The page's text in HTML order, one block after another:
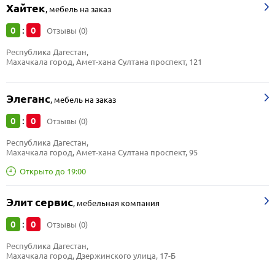
Хайтек, мебель на заказ
0 : 0 Отзывы (0)
Республика Дагестан,
Махачкала город, Амет-хана Султана проспект, 121
Элеганс, мебель на заказ
0 : 0 Отзывы (0)
Открыто до 19:00
Республика Дагестан,
Махачкала город, Амет-хана Султана проспект, 95
Элит сервис, мебельная компания
0 : 0 Отзывы (0)
Республика Дагестан,
Махачкала город, Дзержинского улица, 17-Б